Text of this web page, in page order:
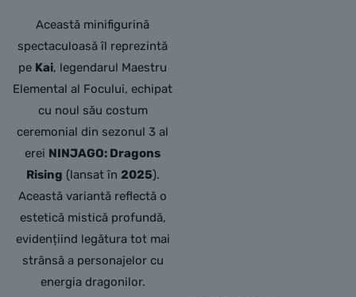
Această minifigurină
spectaculoasă îl reprezintă
pe Kai, legendarul Maestru
Elemental al Focului, echipat
cu noul său costum
ceremonial din sezonul 3 al
erei NINJAGO: Dragons
Rising (lansat în 2025).
Această variantă reflectă o
estetică mistică profundă,
evidențiind legătura tot mai
strânsă a personajelor cu
energia dragonilor.